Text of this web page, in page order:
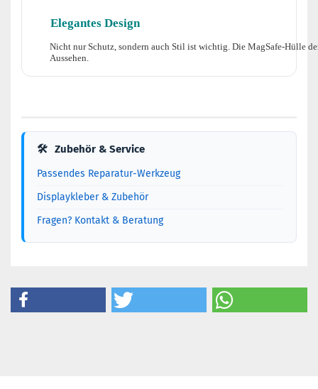
Elegantes Design
Nicht nur Schutz, sondern auch Stil ist wichtig. Die MagSafe-Hülle
Aussehen.
🛠 Zubehör & Service
Passendes Reparatur-Werkzeug
Displaykleber & Zubehör
Fragen? Kontakt & Beratung